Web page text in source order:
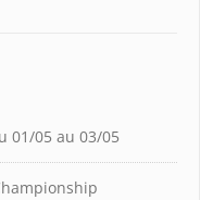
01/05 au 03/05